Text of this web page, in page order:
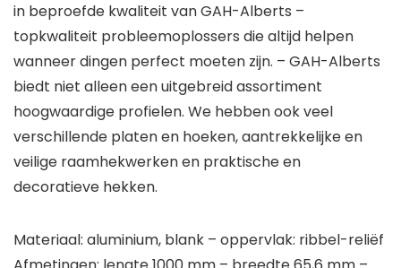
in beproefde kwaliteit van GAH-Alberts –
topkwaliteit probleemoplossers die altijd helpen
wanneer dingen perfect moeten zijn. – GAH-Alberts
biedt niet alleen een uitgebreid assortiment
hoogwaardige profielen. We hebben ook veel
verschillende platen en hoeken, aantrekkelijke en
veilige raamhekwerken en praktische en
decoratieve hekken.
Materiaal: aluminium, blank – oppervlak: ribbel-reliëf